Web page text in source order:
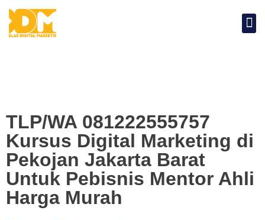
TLP/WA 081222555757
Kursus Digital Marketing di
Pekojan Jakarta Barat
Untuk Pebisnis Mentor Ahli
Harga Murah